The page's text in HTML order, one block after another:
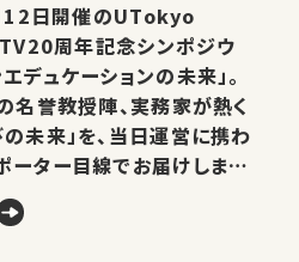
日開催のUTokyo
周年記念シンポジウ
デュケーションの未来」。
名誉教授陣、実務家が熱く
未来」を、当日運営に携わ
ーター目線でお届けしま